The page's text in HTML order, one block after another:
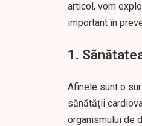
articol, vom
important în
1.
Afinele sunt o
sănătății
organismului de